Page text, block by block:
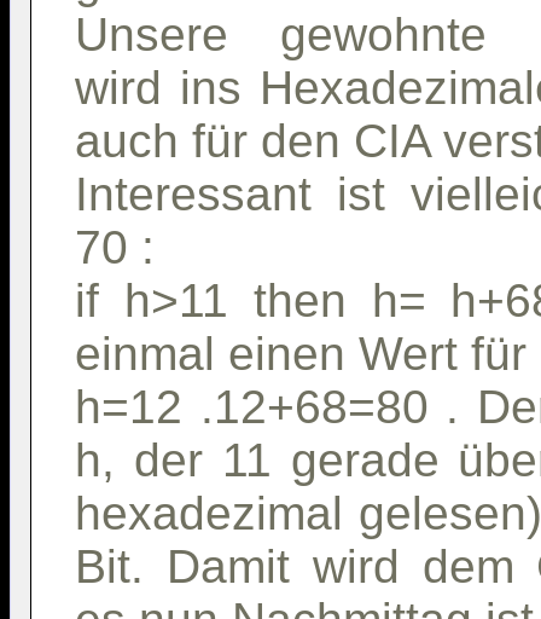
Unsere gewohnte
wird ins
auch für den CIA
Interessant ist
70 :
if h>11 then h=
einmal einen Wert
h=12 .12+68=80 .
h, der 11 gerade
hexadezimal
Bit. Damit wird dem